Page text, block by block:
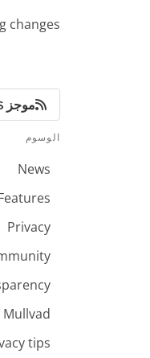
موجز RSS
الوسوم
News
Privacy
Mullvad
tips